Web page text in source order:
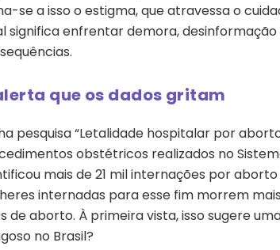
se a isso o estigma, que atravessa o
significa enfrentar demora,
que os dados gritam
pesquisa “Letalidade hospitalar por
obstétricos realizados no
mais de 21 mil internações por
internadas para esse fim morrem
de aborto. À primeira vista, isso sugere
no Brasil?